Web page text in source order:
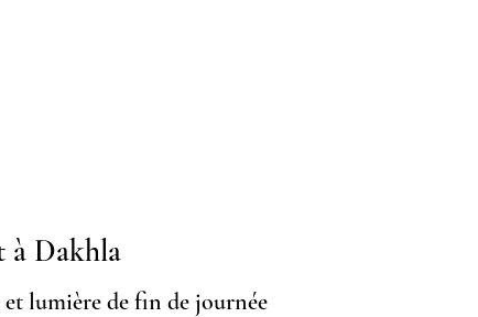
à Dakhla
et lumière de fin de journée